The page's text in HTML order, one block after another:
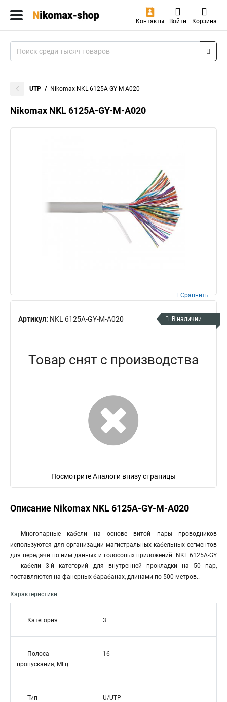
Контакты Войти Корзина
UTP Nikomax NKL 6125A-GY-M-A020
Nikomax NKL 6125A-GY-M-A020
Артикул: NKL 6125A-GY-M-A020
Сравнить
В наличии
Товар снят с производства
Посмотрите Аналоги внизу страницы
Описание Nikomax NKL 6125A-GY-M-A020
Многопарные кабели на основе витой пары проводников
используются для организации магистральных кабельных сегментов
для передачи по ним данных и голосовых приложений. NKL 6125A-GY
- кабели 3-й категорий для внутренней прокладки на 50 пар,
поставляются на фанерных барабанах, длинами по 500 метров..
Характеристики
Категория 3
Полоса
пропускания, МГц
16
Тип U/UTP